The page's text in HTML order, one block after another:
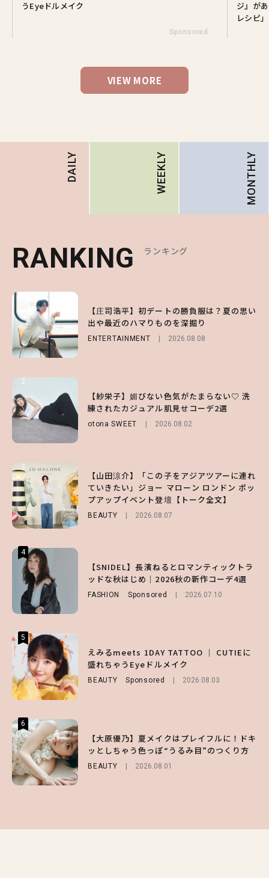
うEyeドルメイク
Sponsored
ジ』が
レシピ」
VIEW MORE
DAILY WEEKLY MONTHLY
RANKING ランキング
【庄司浩平】初デートの勝負服は？夏の思い
出や最近のハマりものを深掘り
ENTERTAINMENT 2026.08.08
2
【紗栄子】媚びない色気がたまらない♡ 洗
練されたカジュアル肌見せコーデ2選
otona SWEET 2026.08.02
3
【山田涼介】「この子をアジアツアーに連れ
ていきたい」ジョー マローン ロンドン ポッ
プアップイベント登壇【トーク全文】
BEAUTY 2026.08.07
4
【SNIDEL】長濱ねるとロマンティックトラ
ッドな秋はじめ｜2026秋の新作コーデ4選
FASHION Sponsored 2026.07.10
5
えみるmeets 1DAY TATTOO ｜ CUTIEに
盛れちゃうEyeドルメイク
BEAUTY Sponsored 2026.08.03
6
【大原優乃】夏メイクはプレイフルに！ドキ
ッとしちゃう色っぽ“うるみ目”のつくり方
BEAUTY 2026.08.01
RANKING ランキング
【大原優乃】夏メイクはプレイフルに！ドキ
ッとしちゃう色っぽ“うるみ目”のつくり方
BEAUTY 2026.08.01
2
【森香澄】理想のスタイルはどう作る？体型
キープの秘訣や夏の過ごし方など独占インタ
ビュー！
ENTERTAINMENT
3
【ハローキティ】がスシローと初コラボ♡
第1弾の気になるメニュー＆限定グッズを総
チェック！
LIFESTYLE 2026.07.31
4
【ALD1】グループの魅力＆素顔に迫る♡ 一
問一答をお届け！【sweet web独占】
ENTERTAINMENT 2026.08.03
5
【SNIDEL】長濱ねるとロマンティックトラ
ッドな秋はじめ｜2026秋の新作コーデ4選
FASHION Sponsored 2026.07.10
6
る⁉ 39店舗限定『My フルーツ³ フラペチー
ノ®』を徹底レポ♡
RANKING ランキング
【SNIDEL】長濱ねるとロマンティックトラ
ッドな秋はじめ｜2026秋の新作コーデ4選
FASHION Sponsored 2026.07.10
2
【付録】総柄ハローキティが可愛すぎ♡ 紀
ノ国屋コラボの“優秀保冷バッグ”は夏の強
い味方！【オトナミューズ9月号増刊】
2026.07.12
3
【谷まりあ】夏は“シアースカート”でさり
げなく肌見せ！透け感のニュアンスを楽しめ
るマストハブアイテム4選
FASHION 2026.07.19
4
【ハローキティ】がスシローと初コラボ♡
第1弾の気になるメニュー＆限定グッズを総
チェック！
2026.07.31
5
【夏ヘアのくずれ・うねりに】ヘアメイク夢
月直伝♡ ドライシャンプー「バティスト」
を使ったプロ級スタイリング3選
Sponsored
6
ー＆可愛すぎる「大人の肌見せ」トップス3
選